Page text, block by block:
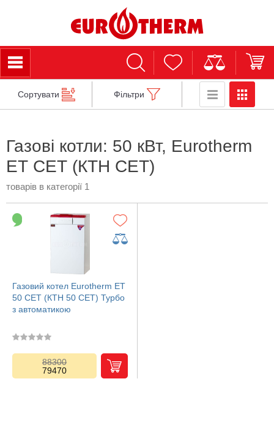
Сортувати Фільтри
Газові котли: 50 кВт, Eurotherm
ЕТ СЕТ (КТH CЕТ)
товарів в категорії 1
Газовий котел Eurotherm ЕТ
50 СЕT (КТН 50 CЕT) Турбо
з автоматикою
88300
79470